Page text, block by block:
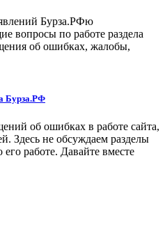
Бурза.РФю
вопросы по работе раздела
об ошибках, жалобы,
Бурза.РФ
об ошибках в работе сайта,
Здесь не обсуждаем разделы
работе. Давайте вместе